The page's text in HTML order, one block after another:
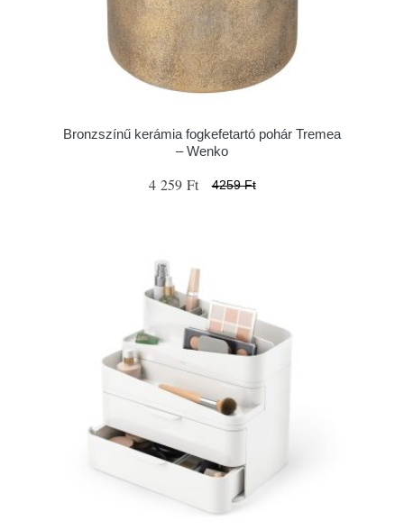
Bronzszínű kerámia fogkefetartó pohár Tremea
– Wenko
4 259 Ft 4259 Ft